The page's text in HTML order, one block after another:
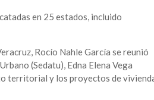
en 25 estados, incluido
Rocío Nahle García se reunió
(Sedatu), Edna Elena Vega
territorial y los proyectos de